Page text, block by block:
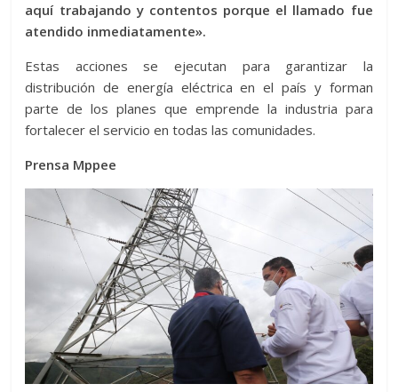
aquí trabajando y contentos porque el llamado fue
atendido inmediatamente».
Estas acciones se ejecutan para garantizar la
distribución de energía eléctrica en el país y forman
parte de los planes que emprende la industria para
fortalecer el servicio en todas las comunidades.
Prensa Mppee